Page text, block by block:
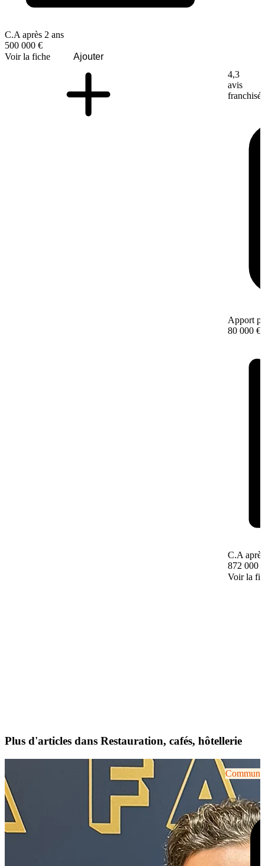
C.A après 2 ans
500 000 €
Voir la fiche
Ajouter
4,3
avis
franchisé
Apport
80 000 €
C.A
872 000 €
Voir la
Plus d'articles dans Restauration, cafés, hôtellerie